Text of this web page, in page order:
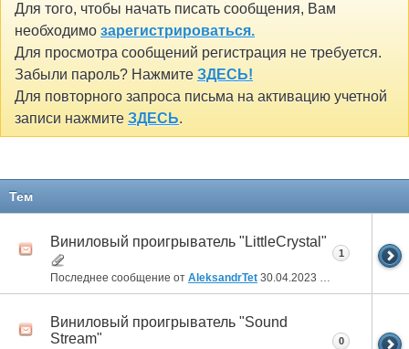
Для того, чтобы начать писать сообщения, Вам
необходимо зарегистрироваться.
Для просмотра сообщений регистрация не требуется.
Забыли пароль? Нажмите ЗДЕСЬ!
Для повторного запроса письма на активацию учетной
записи нажмите ЗДЕСЬ.
Тем
Виниловый проигрыватель "LittleCrystal"
Последнее сообщение от AleksandrTet 30.04.2023 20:38
1
Виниловый проигрыватель "Sound
Stream"
0